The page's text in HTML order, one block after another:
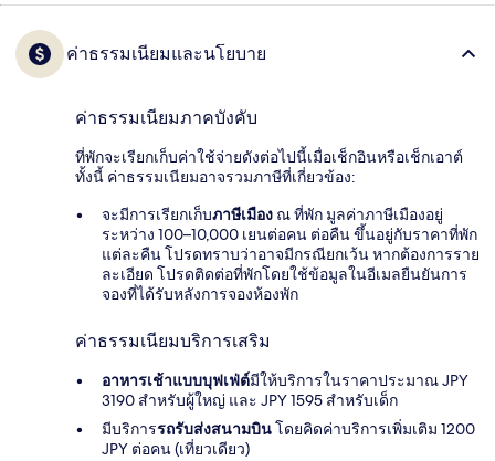
ค่าธรรมเนียมและนโยบาย
ค่าธรรมเนียมภาคบังคับ
ที่พักจะเรียกเก็บค่าใช้จ่ายดังต่อไปนี้เมื่อเช็กอินหรือเช็กเอาต์
ทั้งนี้ ค่าธรรมเนียมอาจรวมภาษีที่เกี่ยวข้อง:
จะมีการเรียกเก็บภาษีเมือง ณ ที่พัก มูลค่าภาษีเมืองอยู่
ระหว่าง 100–10,000 เยนต่อคน ต่อคืน ขึ้นอยู่กับราคาที่พัก
แต่ละคืน โปรดทราบว่าอาจมีกรณียกเว้น หากต้องการราย
ละเอียด โปรดติดต่อที่พักโดยใช้ข้อมูลในอีเมลยืนยันการ
จองที่ได้รับหลังการจองห้องพัก
ค่าธรรมเนียมบริการเสริม
อาหารเช้าแบบบุฟเฟ่ต์มีให้บริการในราคาประมาณ JPY
3190 สำหรับผู้ใหญ่ และ JPY 1595 สำหรับเด็ก
มีบริการรถรับส่งสนามบินโดยคิดค่าบริการเพิ่มเติม 1200
JPY ต่อคน (เที่ยวเดียว)